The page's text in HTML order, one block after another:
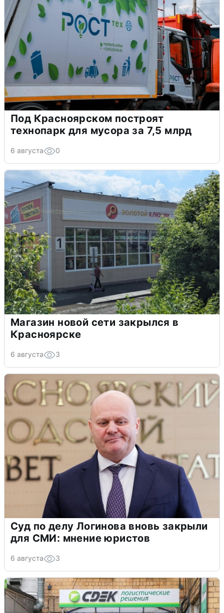
Под Красноярском построят
технопарк для мусора за 7,5 млрд
6 августа 0
Магазин новой сети закрылся в
Красноярске
6 августа 3
Суд по делу Логинова вновь закрыли
для СМИ: мнение юристов
6 августа 3